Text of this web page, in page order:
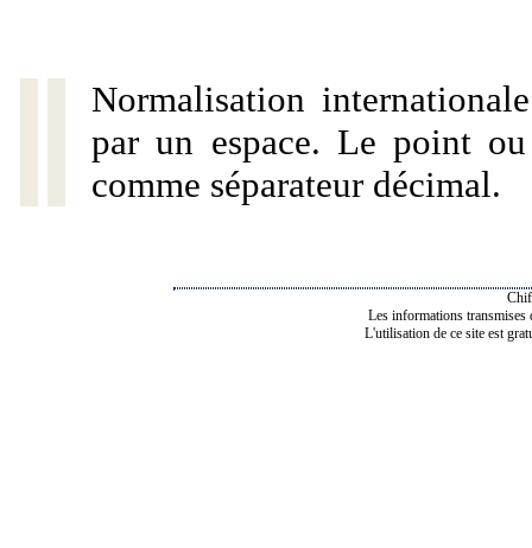
Normalisation
par un espace. Le point
comme séparateur décimal.
Les informations transmises
L'utilisation de ce site est